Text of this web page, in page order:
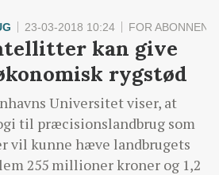
23-03-2018 10:24 FOR
kan give
rygstød
Universitet viser, at
til præcisionslandbrug som
vil kunne hæve landbrugets
255 millioner kroner og 1,2